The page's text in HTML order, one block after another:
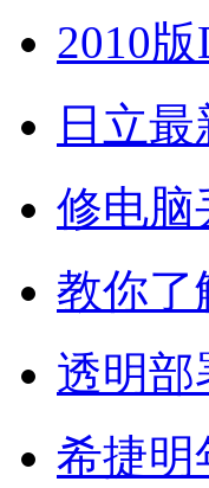
2010
日立
修电脑
教你了
透明部
希捷明